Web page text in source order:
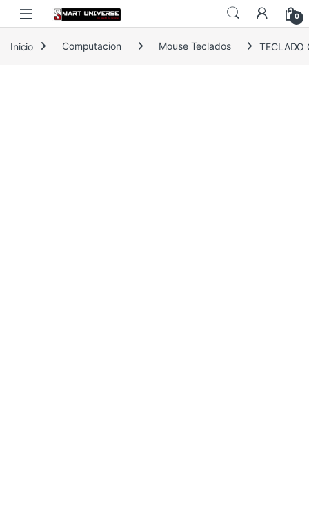
Skip to navigation
Skip to content
0
Inicio Computacion Mouse Teclados TECLADO